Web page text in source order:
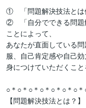
①　「問題解決技法とは
②　「自分でできる問題
ことによって、
あなたが直面している
服、自己肯定感や自己
身につけていただくこと
○＊○＊○＊○＊○＊○＊○
【問題解決技法とは？】